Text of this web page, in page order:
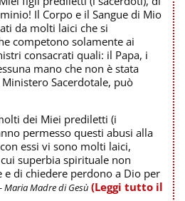
Il Corpo e il Sangue di Mio
da molti laici che si
competono solamente ai
consacrati quali: il Papa, i
mano che non è stata
Sacerdotale, può
dei Miei prediletti (i
permesso questi abusi alla
essi vi sono molti laici,
superbia spirituale non
di chiedere perdono a Dio per
- Maria Madre di Gesù (Leggi tutto il